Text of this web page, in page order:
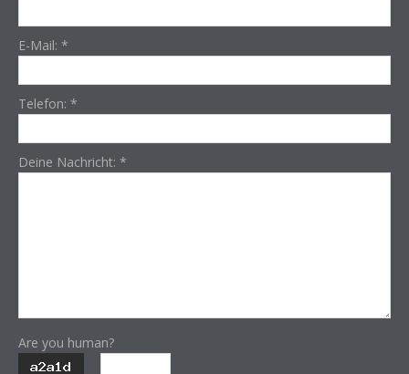
E-Mail: *
Telefon: *
Deine Nachricht: *
Are you human?